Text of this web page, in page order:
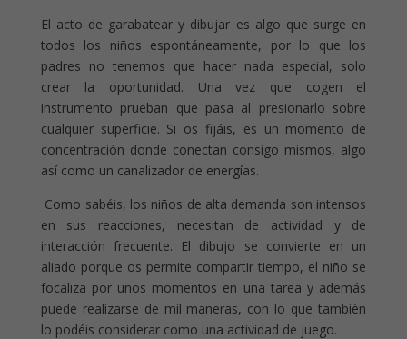
El acto de garabatear y dibujar es algo que surge en
todos los niños espontáneamente, por lo que los
padres no tenemos que hacer nada especial, solo
crear la oportunidad. Una vez que cogen el
instrumento prueban que pasa al presionarlo sobre
cualquier superficie. Si os fijáis, es un momento de
concentración donde conectan consigo mismos, algo
así como un canalizador de energías.
Como sabéis, los niños de alta demanda son intensos
en sus reacciones, necesitan de actividad y de
interacción frecuente. El dibujo se convierte en un
aliado porque os permite compartir tiempo, el niño se
focaliza por unos momentos en una tarea y además
puede realizarse de mil maneras, con lo que también
lo podéis considerar como una actividad de juego.